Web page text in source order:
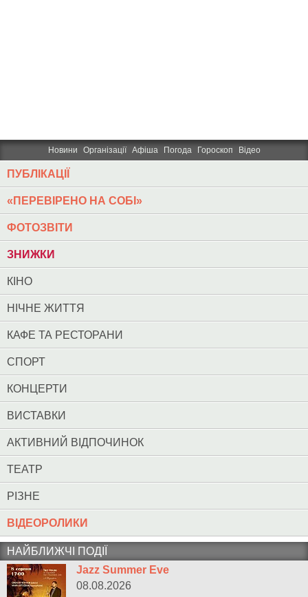
Новини Організації Афіша Погода Гороскоп Відео
ПУБЛІКАЦІЇ
«ПЕРЕВІРЕНО НА СОБІ»
ФОТОЗВІТИ
ЗНИЖКИ
КІНО
НІЧНЕ ЖИТТЯ
КАФЕ ТА РЕСТОРАНИ
СПОРТ
КОНЦЕРТИ
ВИСТАВКИ
АКТИВНИЙ ВІДПОЧИНОК
ТЕАТР
РІЗНЕ
ВІДЕОРОЛИКИ
НАЙБЛИЖЧІ ПОДІЇ
Jazz Summer Eve
08.08.2026